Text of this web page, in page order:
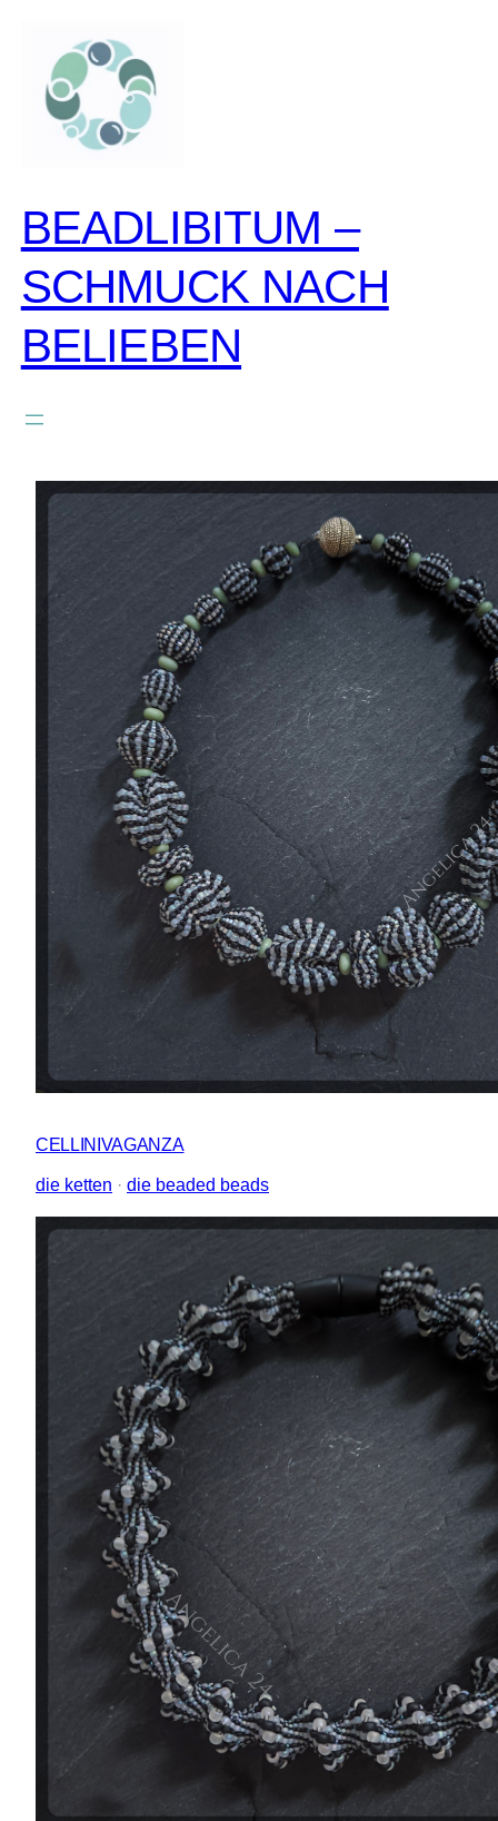
springen
BEADLIBITUM –
SCHMUCK NACH
BELIEBEN
CELLINIVAGANZA
die ketten · die beaded beads